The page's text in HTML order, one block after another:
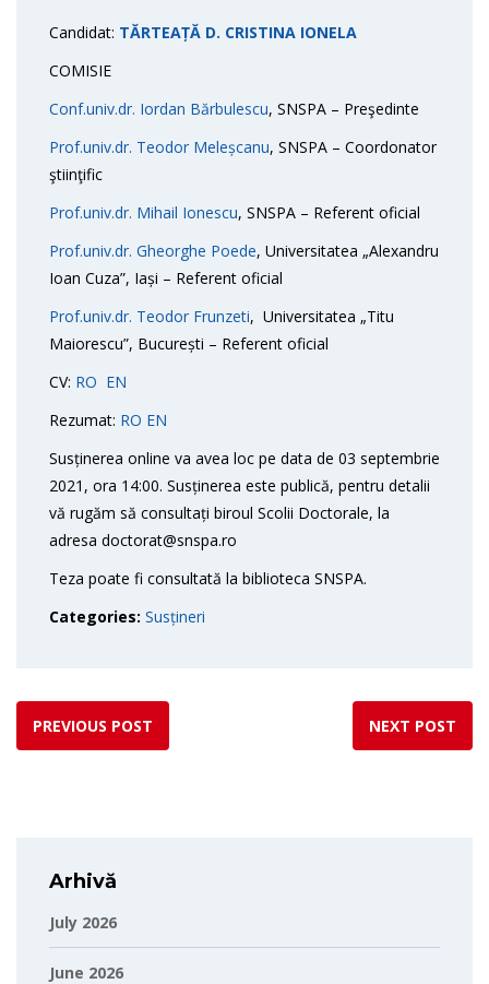
Candidat: TĂRTEAȚĂ D. CRISTINA IONELA
COMISIE
Conf.univ.dr. Iordan Bărbulescu, SNSPA – Preşedinte
Prof.univ.dr. Teodor Meleșcanu, SNSPA – Coordonator
ştiinţific
Prof.univ.dr. Mihail Ionescu, SNSPA – Referent oficial
Prof.univ.dr. Gheorghe Poede, Universitatea „Alexandru
Ioan Cuza”, Iași – Referent oficial
Prof.univ.dr. Teodor Frunzeti, Universitatea „Titu
Maiorescu”, București – Referent oficial
CV: RO EN
Rezumat: RO EN
Susținerea online va avea loc pe data de 03 septembrie
2021, ora 14:00. Susținerea este publică, pentru detalii
vă rugăm să consultați biroul Scolii Doctorale, la
adresa doctorat@snspa.ro
Teza poate fi consultată la biblioteca SNSPA.
Categories: Susțineri
PREVIOUS POST NEXT POST
Arhivă
July 2026
June 2026